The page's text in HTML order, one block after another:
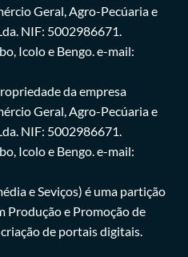
Geral, Agro-Pecúaria e
NIF: 5002986671.
Icolo e Bengo. e-mail:
da empresa
Geral, Agro-Pecúaria e
NIF: 5002986671.
Icolo e Bengo. e-mail:
e Seviços) é uma partição
Produção e Promoção de
de portais digitais.